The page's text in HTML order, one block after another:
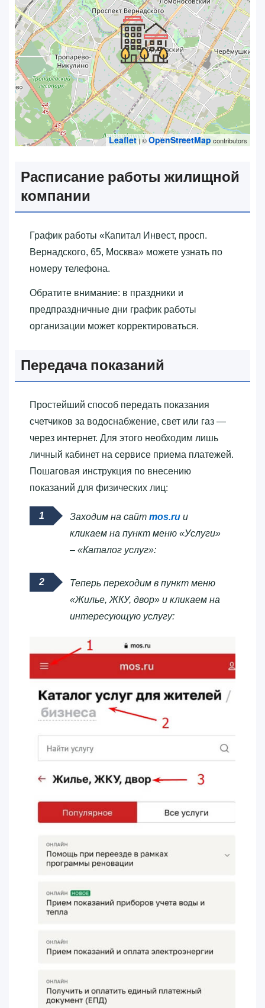
Leaflet| ©OpenStreetMap contributors
Расписание работы жилищной
компании
График работы «‎Капитал Инвест, просп.
Вернадского, 65, Москва»‎ можете узнать по
номеру телефона.
Обратите внимание: в праздники и
предпраздничные дни график работы
организации может корректироваться.
Передача показаний
Простейший способ передать показания
счетчиков за водоснабжение, свет или газ —
через интернет. Для этого необходим лишь
личный кабинет на сервисе приема платежей.
Пошаговая инструкция по внесению
показаний для физических лиц:
Заходим на сайт mos.ru и
кликаем на пункт меню «Услуги»
– «Каталог услуг»:
Теперь переходим в пункт меню
«Жилье, ЖКУ, двор» и кликаем на
интересующую услугу: